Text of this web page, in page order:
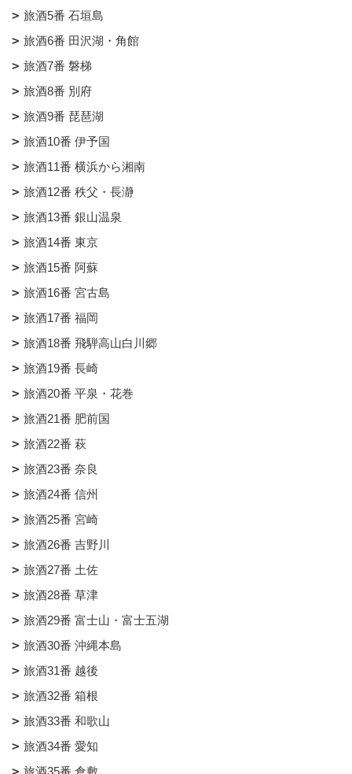
旅酒5番 石垣島
旅酒6番 田沢湖・角館
旅酒7番 磐梯
旅酒8番 別府
旅酒9番 琵琶湖
旅酒10番 伊予国
旅酒11番 横浜から湘南
旅酒12番 秩父・長瀞
旅酒13番 銀山温泉
旅酒14番 東京
旅酒15番 阿蘇
旅酒16番 宮古島
旅酒17番 福岡
旅酒18番 飛騨高山白川郷
旅酒19番 長崎
旅酒20番 平泉・花巻
旅酒21番 肥前国
旅酒22番 萩
旅酒23番 奈良
旅酒24番 信州
旅酒25番 宮崎
旅酒26番 吉野川
旅酒27番 土佐
旅酒28番 草津
旅酒29番 富士山・富士五湖
旅酒30番 沖縄本島
旅酒31番 越後
旅酒32番 箱根
旅酒33番 和歌山
旅酒34番 愛知